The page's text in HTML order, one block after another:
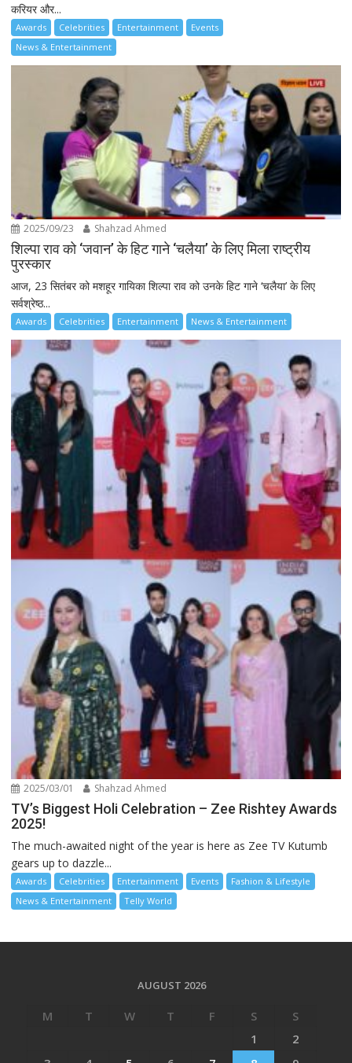
करियर और...
Awards Celebrities Entertainment
Events
News & Entertainment
2025/09/23 Shahzad Ahmed
शिल्पा राव को ‘जवान’ के हिट गाने ‘चलैया’ के लिए मिला राष्ट्रीय
पुरस्कार
आज, 23 सितंबर को मशहूर गायिका शिल्पा राव को उनके हिट गाने ‘चलैया’ के लिए
सर्वश्रेष्ठ...
Awards Celebrities Entertainment News & Entertainment
2025/03/01 Shahzad Ahmed
TV’s Biggest Holi Celebration – Zee Rishtey Awards
2025!
The much-awaited night of the year is here as Zee TV Kutumb
gears up to dazzle...
Awards Celebrities Entertainment Events
Fashion & Lifestyle
News & Entertainment
Telly World
AUGUST 2026
M T W T F S
S
1
2